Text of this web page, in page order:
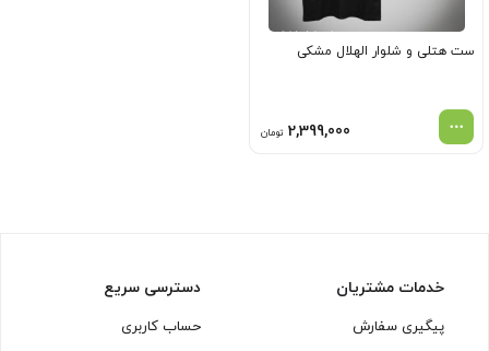
ست هتلی و شلوار الهلال مشکی
2,399,000 تومان
خدمات مشتریان
پیگیری سفارش
دسترسی سریع
حساب کاربری